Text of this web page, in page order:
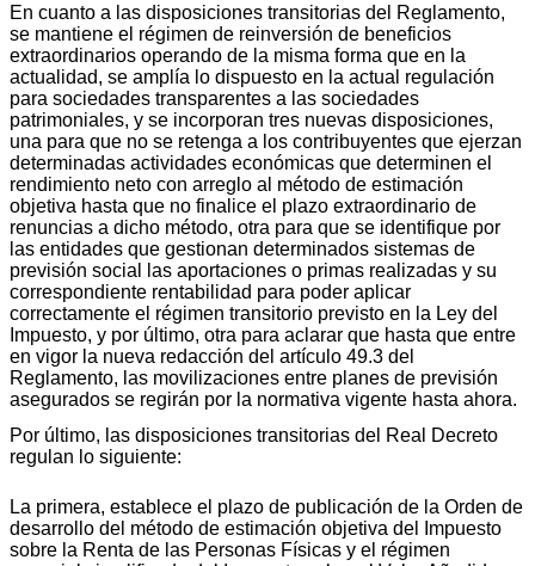
En cuanto a las disposiciones transitorias del Reglamento,
se mantiene el régimen de reinversión de beneficios
extraordinarios operando de la misma forma que en la
actualidad, se amplía lo dispuesto en la actual regulación
para sociedades transparentes a las sociedades
patrimoniales, y se incorporan tres nuevas disposiciones,
una para que no se retenga a los contribuyentes que ejerzan
determinadas actividades económicas que determinen el
rendimiento neto con arreglo al método de estimación
objetiva hasta que no finalice el plazo extraordinario de
renuncias a dicho método, otra para que se identifique por
las entidades que gestionan determinados sistemas de
previsión social las aportaciones o primas realizadas y su
correspondiente rentabilidad para poder aplicar
correctamente el régimen transitorio previsto en la Ley del
Impuesto, y por último, otra para aclarar que hasta que entre
en vigor la nueva redacción del artículo 49.3 del
Reglamento, las movilizaciones entre planes de previsión
asegurados se regirán por la normativa vigente hasta ahora.
Por último, las disposiciones transitorias del Real Decreto
regulan lo siguiente:
La primera, establece el plazo de publicación de la Orden de
desarrollo del método de estimación objetiva del Impuesto
sobre la Renta de las Personas Físicas y el régimen